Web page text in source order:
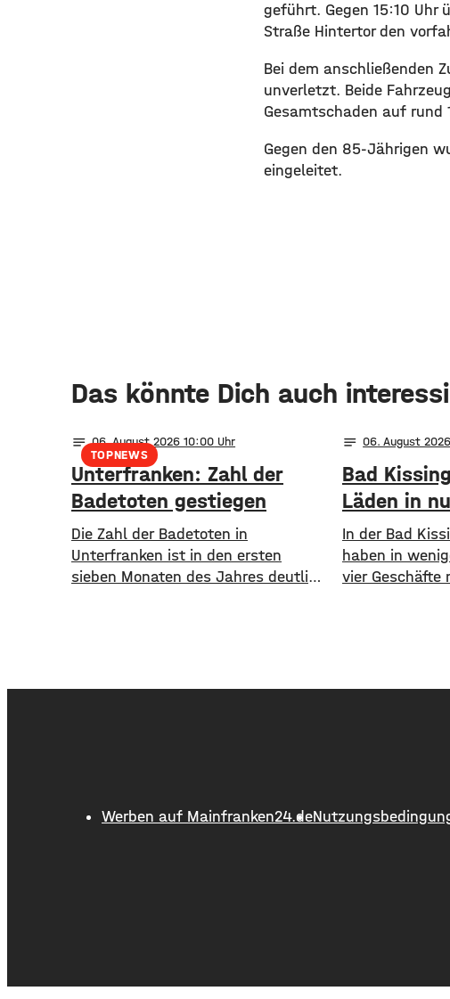
geführt. Gegen 15:10 Uhr
Straße Hintertorden
Bei dem anschließenden
unverletzt. Beide
Gesamtschaden auf rund
Gegen den 85-Jährigen
eingeleitet.
Das könnte Dich auch
TOPNEWS
notes 06. August 2026 10:00
Unterfranken: Zahl der
Badetoten gestiegen
Die Zahl der Badetoten in
Unterfranken ist in den ersten
sieben Monaten des Jahres deutlich
waren es drei. Diese Zahlen teilte
notes 06. August
Bad
Läden in
In der Bad
haben in
vier Geschäfte
Kissingens
damit ihr
Werben auf Mainfranken24.de